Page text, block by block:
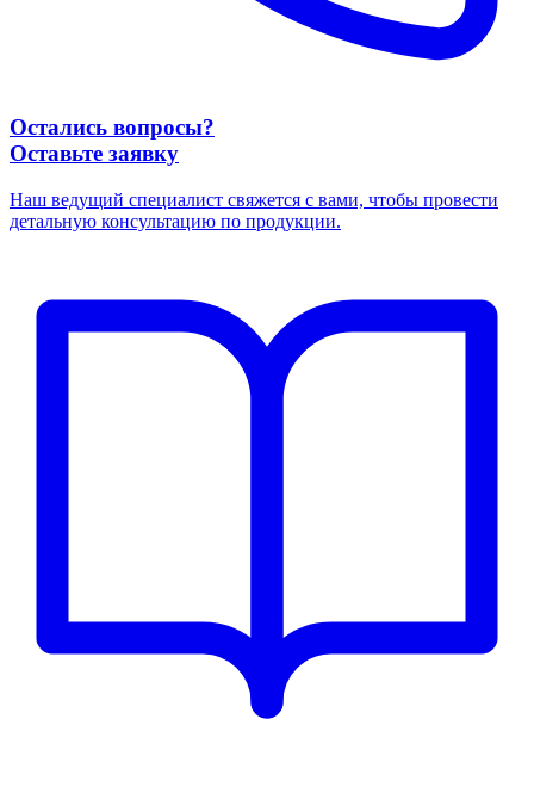
Остались вопросы?
Оставьте заявку
Наш ведущий специалист свяжется с вами, чтобы провести
детальную консультацию по продукции.